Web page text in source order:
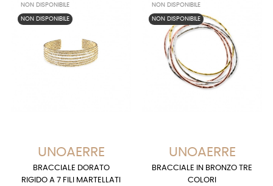
NON DISPONIBILE
NON DISPONIBILE
UNOAERRE
BRACCIALE DORATO
RIGIDO A 7 FILI MARTELLATI
NON DISPONIBILE
NON DISPONIBILE
UNOAERRE
BRACCIALE IN BRONZO TRE
COLORI